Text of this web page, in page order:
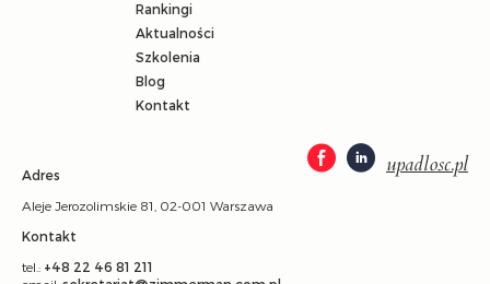
Rankingi
Aktualności
Szkolenia
Blog
Kontakt
upadlosc.pl
Adres
Aleje Jerozolimskie 81, 02-001 Warszawa
Kontakt
tel.: +48 22 46 81 211